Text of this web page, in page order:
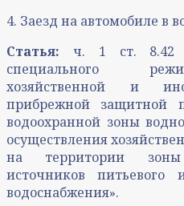
4. Заезд на автомобиле в
Статья: ч. 1 ст. 8.42
специального
хозяйственной и
прибрежной защитной
водоохранной зоны
осуществления
на территории
источников питьевого
водоснабжения».